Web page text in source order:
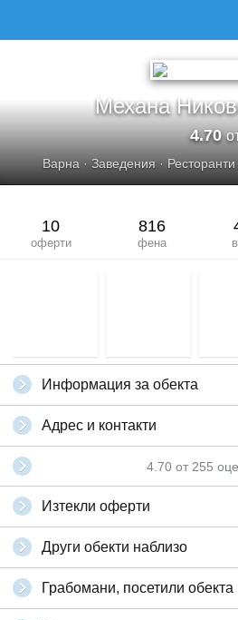
Механа
4.70
Варна · Заведения · Ресторанти
10
оферти
816
фена
Информация за обекта
Адрес и контакти
4.70 от 255
Изтекли оферти
Други обекти наблизо
Грабомани, посетили обекта